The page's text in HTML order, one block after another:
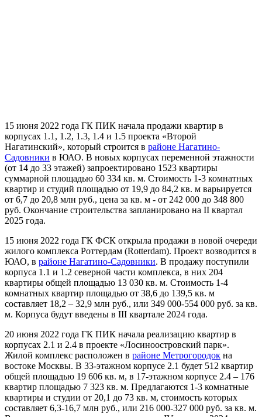
15 июня 2022 года ГК ПИК начала продажи квартир в
корпусах 1.1, 1.2, 1.3, 1.4 и 1.5 проекта «Второй
Нагатинский», который строится в районе Нагатино-
Садовники в ЮАО. В новых корпусах переменной этажности
(от 14 до 33 этажей) запроектировано 1523 квартиры
суммарной площадью 60 334 кв. м. Стоимость 1-3 комнатных
квартир и студий площадью от 19,9 до 84,2 кв. м варьируется
от 6,7 до 20,8 млн руб., цена за кв. м - от 242 000 до 348 800
руб. Окончание строительства запланировано на II квартал
2025 года.
15 июня 2022 года ГК ФСК открыла продажи в новой очереди
жилого комплекса Роттердам (Rotterdam). Проект возводится в
ЮАО, в районе Нагатино-Садовники. В продажу поступили
корпуса 1.1 и 1.2 северной части комплекса, в них 204
квартиры общей площадью 13 030 кв. м. Стоимость 1-4
комнатных квартир площадью от 38,6 до 139,5 кв. м
составляет 18,2 – 32,9 млн руб., или 349 000-554 000 руб. за кв.
м. Корпуса будут введены в III квартале 2024 года.
20 июня 2022 года ГК ПИК начала реализацию квартир в
корпусах 2.1 и 2.4 в проекте «Лосиноостровский парк».
Жилой комплекс расположен в районе Метрогородок на
востоке Москвы. В 33-этажном корпусе 2.1 будет 512 квартир
общей площадью 19 606 кв. м, в 17-этажном корпусе 2.4 – 176
квартир площадью 7 323 кв. м. Предлагаются 1-3 комнатные
квартиры и студии от 20,1 до 73 кв. м, стоимость которых
составляет 6,3-16,7 млн руб., или 216 000-327 000 руб. за кв. м.